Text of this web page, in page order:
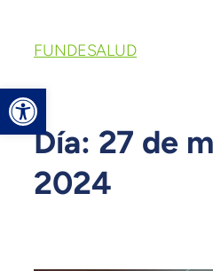
Abrir barra de
FUNDESALUD
Día: 27 de
2024